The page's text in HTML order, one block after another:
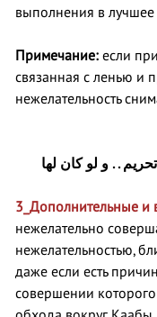
выполнения в лучшее
Примечание: если
связанная с ленью и
нежелательность
تحريم . . و لو كان لها
3_ Дополнительные и
нежелательно
нежелательностью,
даже если есть
совершении